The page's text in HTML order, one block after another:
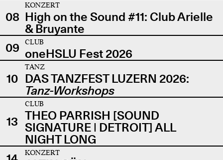
08
KONZERT
High on the Sound #11: Club Arielle
& Bruyante
09
CLUB
oneHSLU Fest 2026
10
TANZ
DAS TANZFEST LUZERN 2026:
Tanz-Workshops
13
CLUB
THEO PARRISH [SOUND
SIGNATURE | DETROIT] ALL
NIGHT LONG
KONZERT